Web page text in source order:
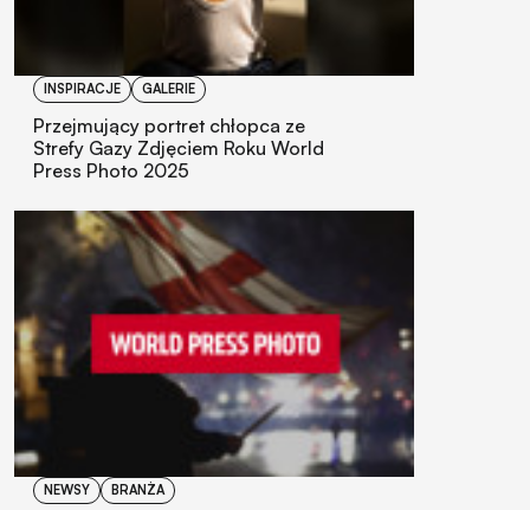
INSPIRACJE GALERIE
Przejmujący portret chłopca ze
Strefy Gazy Zdjęciem Roku World
Press Photo 2025
NEWSY BRANŻA